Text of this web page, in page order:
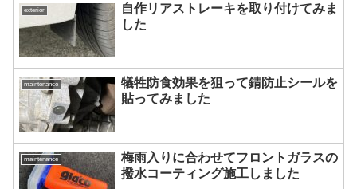
exterior
自作リアストレーキを取り付けてみま
した
maintenance
犠牲防食効果を狙って錆防止シールを
貼ってみました
maintenance
梅雨入りに合わせてフロントガラスの
撥水コーティング施工しました